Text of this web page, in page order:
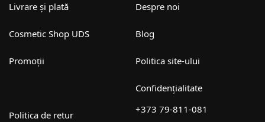
Livrare și plată
Cosmetic Shop UDS
Promoții
Despre noi
Blog
Politica site-ului
Confidențialitate
Politica de retur +373 79-811-081